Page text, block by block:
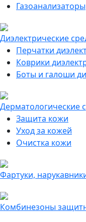
Газоанализаторы
Диэлектрические
Перчатки
Коврики
Боты и галоши
Дерматологические
Защита кожи
Уход за кожей
Очистка кожи
Фартуки,
Комбинезоны